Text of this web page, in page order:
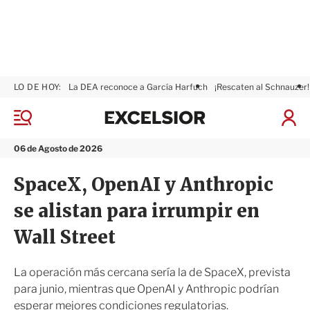
M
n
06 de Agosto de 2026
LO DE HOY: La DEA reconoce a García Harfuch ¡Rescaten al Schnauzer!
I
ó
x
s
i
r
SpaceX, OpenAI y Anthropic
se alistan para irrumpir en
Wall Street
La operación más cercana sería la de SpaceX, prevista
para junio, mientras que OpenAI y Anthropic podrían
esperar mejores condiciones regulatorias.